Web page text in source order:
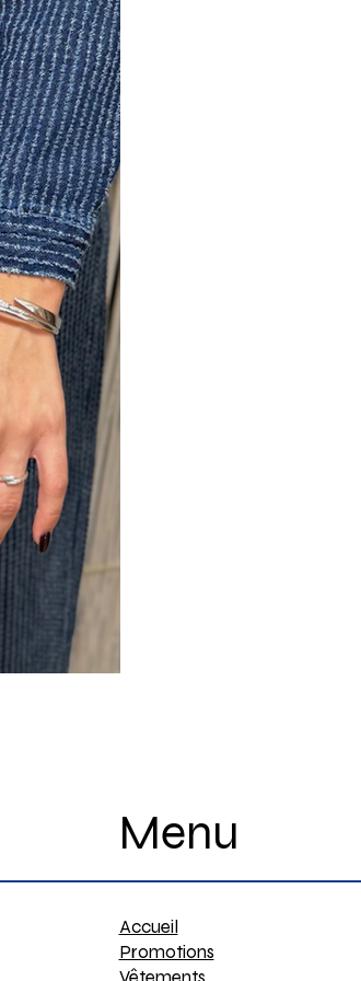
Menu
Accueil
Promotions